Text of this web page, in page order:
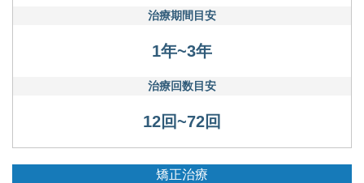
治療期間目安
1年~3年
治療回数目安
12回~72回
矯正治療